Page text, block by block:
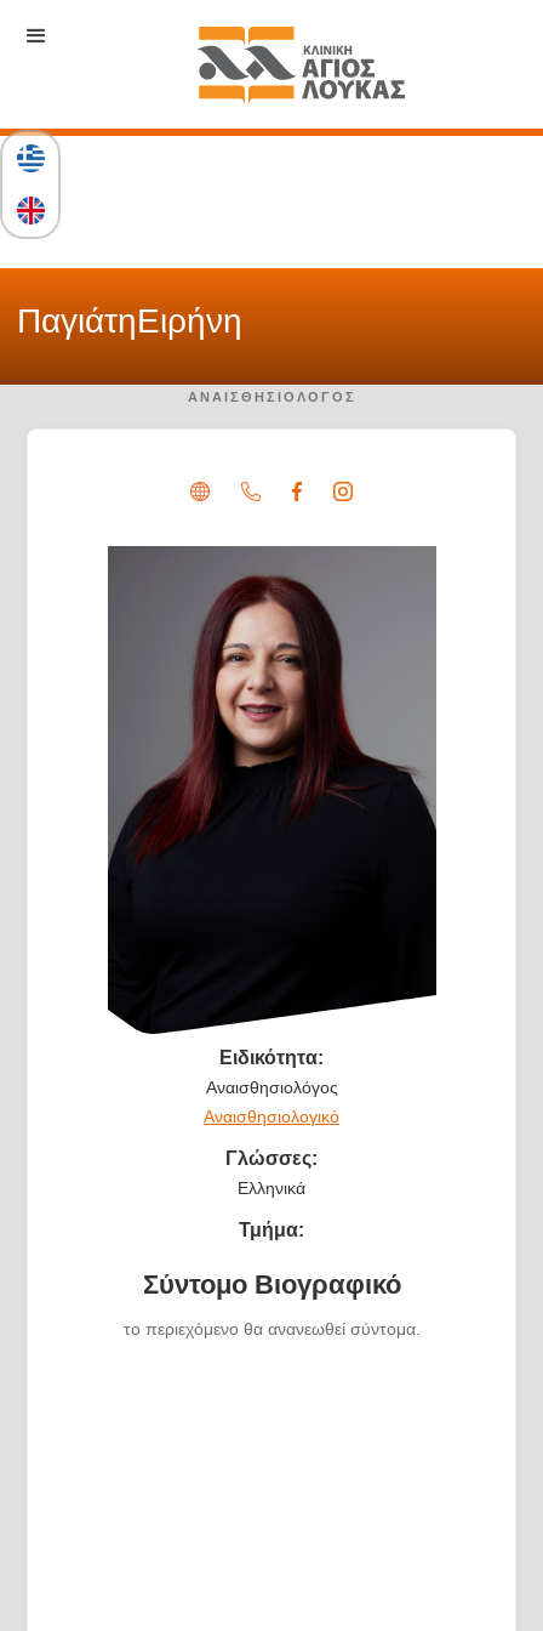
ΠαγιάτηΕιρήνη
ΑΝΑΙΣΘΗΣΙΟΛΌΓΟΣ
Ειδικότητα:
Αναισθησιολόγος
Αναισθησιολογικό
Γλώσσες:
Ελληνικά
Τμήμα:
Σύντομο Βιογραφικό
το περιεχόμενο θα ανανεωθεί σύντομα.